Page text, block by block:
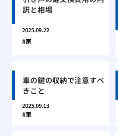
訳と相場
2025.09.22
家
車の鍵の収納で注意すべ
きこと
2025.09.13
車